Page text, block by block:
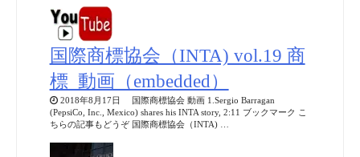
国際商標協会（INTA) vol.19 商
標_動画（embedded）
2018年8月17日 国際商標協会 動画 1.Sergio Barragan
(PepsiCo, Inc., Mexico) shares his INTA story, 2:11 ブックマーク こ
ちらの記事もどうぞ 国際商標協会（INTA) …